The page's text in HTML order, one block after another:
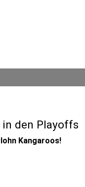
in den Playoffs
Kangaroos!